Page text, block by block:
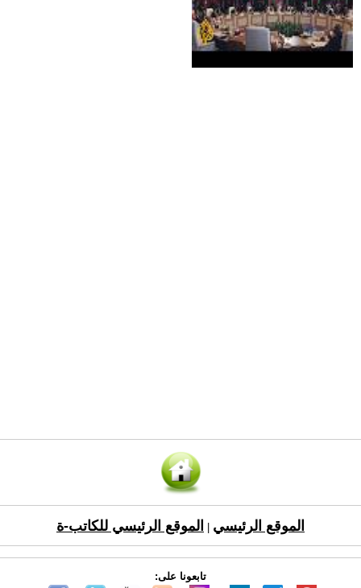
الموقع الرئيسي الموقع الرئيسي للكاتب-ة
تابعونا على: